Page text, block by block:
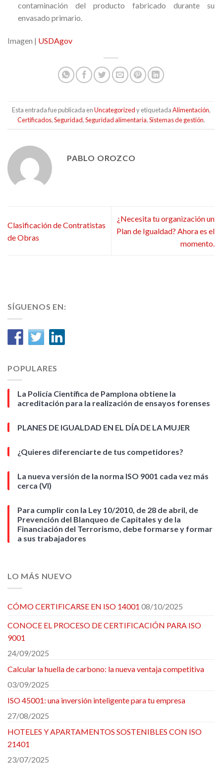
contaminación del producto fabricado durante su
envasado primario.
Imagen | USDAgov
Esta entrada fue publicada enUncategorizedy etiquetadaAlimentación,
Certificados,Seguridad,Seguridad alimentaria,Sistemas de gestión.
PABLO OROZCO
Clasificación de Contratistas
de Obras
¿Necesita tu organización un
Plan de Igualdad? Ahora es el
momento.
SÍGUENOS EN:
POPULARES
La Policía Científica de Pamplona obtiene la
acreditación para la realización de ensayos forenses
PLANES DE IGUALDAD EN EL DÍA DE LA MUJER
¿Quieres diferenciarte de tus competidores?
La nueva versión de la norma ISO 9001 cada vez más
cerca (VI)
Para cumplir con la Ley 10/2010, de 28 de abril, de
Prevención del Blanqueo de Capitales y de la
Financiación del Terrorismo, debe formarse y formar
a sus trabajadores
LO MÁS NUEVO
CÓMO CERTIFICARSE EN ISO 14001 08/10/2025
CONOCE EL PROCESO DE CERTIFICACIÓN PARA ISO
9001
24/09/2025
Calcular la huella de carbono: la nueva ventaja competitiva
03/09/2025
ISO 45001: una inversión inteligente para tu empresa
27/08/2025
HOTELES Y APARTAMENTOS SOSTENIBLES CON ISO
21401
23/07/2025